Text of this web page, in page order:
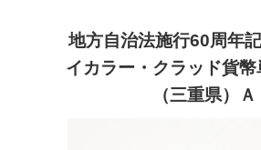
地方自治法施行60周年
イカラー・クラッド貨幣
（三重県）Ａ